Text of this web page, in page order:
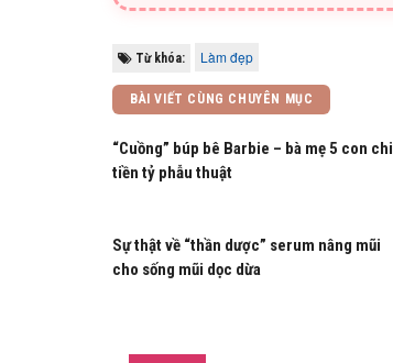
Từ khóa: Làm đẹp
BÀI VIẾT CÙNG CHUYÊN MỤC
“Cuồng” búp bê Barbie – bà mẹ 5 con chi
tiền tỷ phẫu thuật
Sự thật về “thần dược” serum nâng mũi
cho sống mũi dọc dừa